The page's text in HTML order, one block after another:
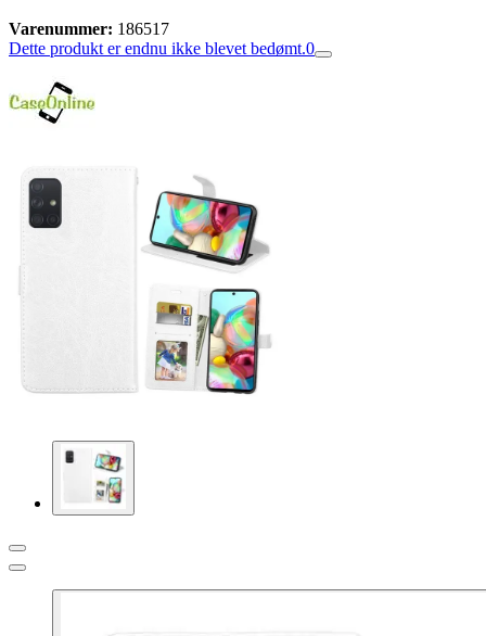
Varenummer: 186517
Dette produkt er endnu ikke blevet bedømt.0